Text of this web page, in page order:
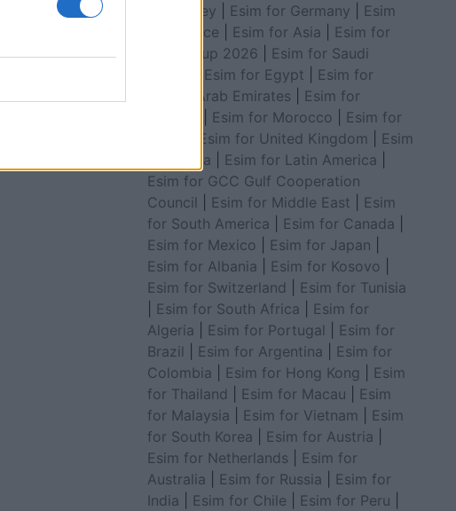
for Turkey
Esim for Germany
Esim
for Greece
Esim for Asia
Esim for
World Cup 2026
Esim for Saudi
Esim for Egypt
Esim for
United Arab Emirates
Esim for
Esim for Morocco
Esim for
Esim for United Kingdom
Esim
for Africa
Esim for Latin America
Esim for GCC Gulf Cooperation
Council
Esim for Middle East
Esim
for South America
Esim for Canada
Esim for Mexico
Esim for Japan
Esim for Albania
Esim for Kosovo
Esim for Switzerland
Esim for Tunisia
Esim for South Africa
Esim for
Algeria
Esim for Portugal
Esim for
Brazil
Esim for Argentina
Esim for
Colombia
Esim for Hong Kong
Esim
for Thailand
Esim for Macau
Esim
for Malaysia
Esim for Vietnam
Esim
for South Korea
Esim for Austria
Esim for Netherlands
Esim for
Australia
Esim for Russia
Esim for
India
Esim for Chile Esim for Peru